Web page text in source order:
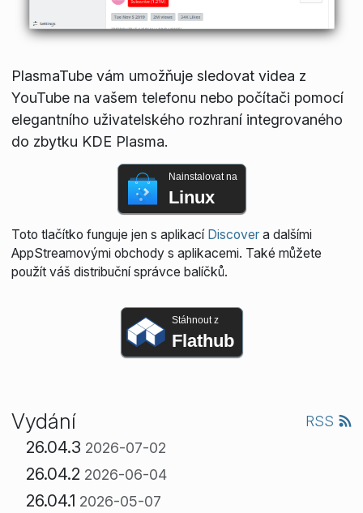
PlasmaTube vám umožňuje sledovat videa z
YouTube na vašem telefonu nebo počítači pomocí
elegantního uživatelského rozhraní integrovaného
do zbytku KDE Plasma.
Nainstalovat na
Linux
Toto tlačítko funguje jen s aplikací Discovera dalšími
AppStreamovými obchody s aplikacemi. Také můžete
použít váš distribuční správce balíčků.
Stáhnout z
Flathub
Vydání RSS
26.04.3 2026-07-02
26.04.2 2026-06-04
26.04.1 2026-05-07